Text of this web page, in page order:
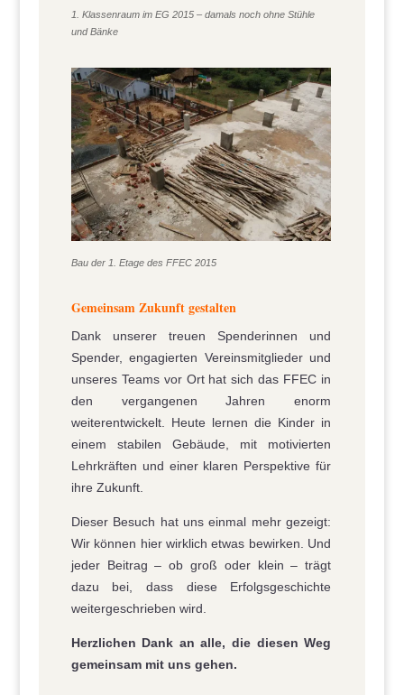
1. Klassenraum im EG 2015 – damals noch ohne Stühle
und Bänke
Bau der 1. Etage des FFEC 2015
Gemeinsam Zukunft gestalten
Dank unserer treuen Spenderinnen und
Spender, engagierten Vereinsmitglieder und
unseres Teams vor Ort hat sich das FFEC in
den vergangenen Jahren enorm
weiterentwickelt. Heute lernen die Kinder in
einem stabilen Gebäude, mit motivierten
Lehrkräften und einer klaren Perspektive für
ihre Zukunft.
Dieser Besuch hat uns einmal mehr gezeigt:
Wir können hier wirklich etwas bewirken. Und
jeder Beitrag – ob groß oder klein – trägt
dazu bei, dass diese Erfolgsgeschichte
weitergeschrieben wird.
Herzlichen Dank an alle, die diesen Weg
gemeinsam mit uns gehen.